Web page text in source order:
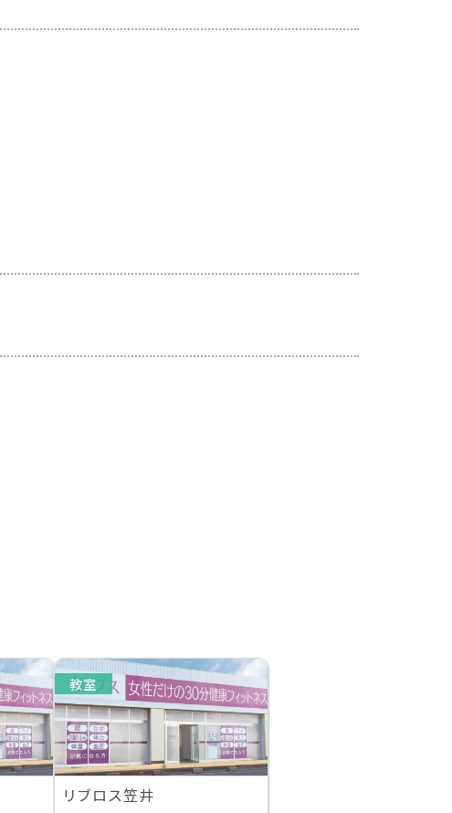
教室
リブロス笠井